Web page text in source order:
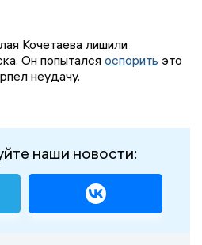
Кочетаева лишили
Он попытался оспорить это
неудачу.
наши новости: